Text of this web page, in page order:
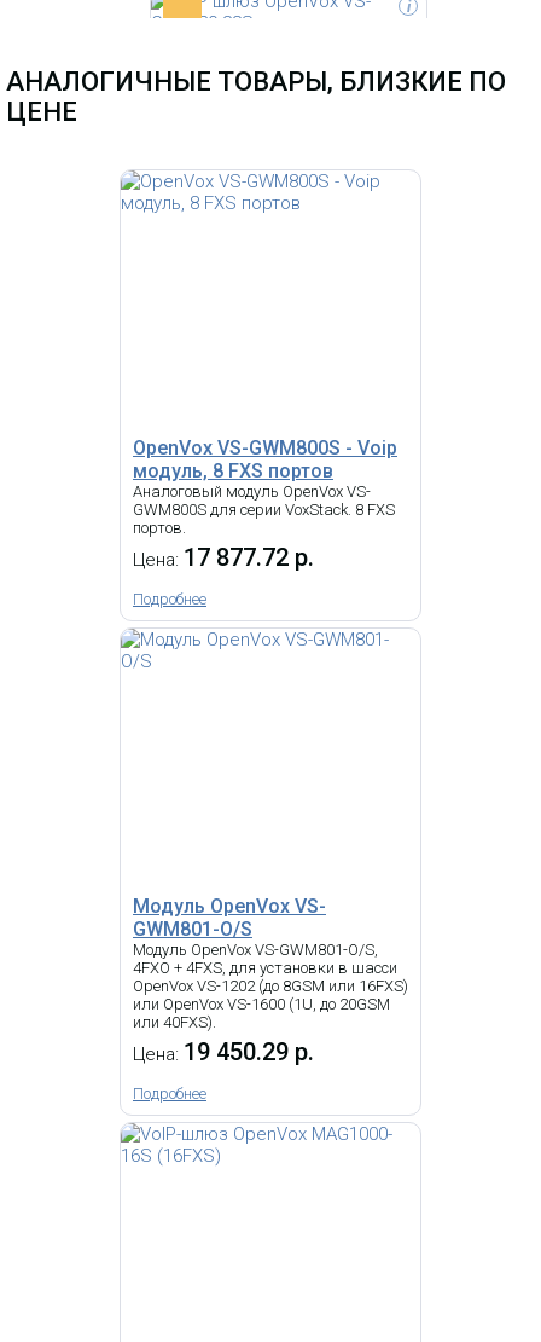
i
-
КУПИТЬ
подключения аналоговых
телефонов.
-
VoIP шлюз Grandstream
GXW4248, 48 FXS, SIP, 1 LAN, RJ11,
VoIP шлюз, 32 FXS, SIP, 1 LAN,
RJ11, 1 x 50-ти контактный Telco,
T.38.
АНАЛОГИЧНЫЕ ТОВАРЫ, БЛИЗКИЕ ПО
ЦЕНЕ
OpenVox VS-GWM800S - Voip
модуль, 8 FXS портов
Аналоговый модуль OpenVox VS-
GWM800S для серии VoxStack. 8 FXS
портов.
Цена: 17 877.72 р.
Подробнее
Модуль OpenVox VS-
GWM801-O/S
Модуль OpenVox VS-GWM801-O/S,
4FXO + 4FXS, для установки в шасси
OpenVox VS-1202 (до 8GSM или 16FXS)
или OpenVox VS-1600 (1U, до 20GSM
или 40FXS).
Цена: 19 450.29 р.
Подробнее